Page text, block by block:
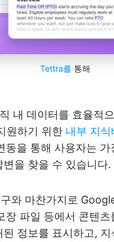
Tettra를 통해
내 데이터를 효율적
원하기 위한 내부 지
동을 통해 사용자는
변을 찾을 수 있습니다.
와 마찬가지로
장 파일 등에서 콘텐츠
된 정보를 표시하고,